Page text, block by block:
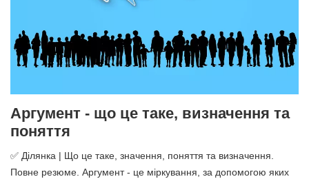
Аргумент - що це таке, визначення та
поняття
✅ Ділянка | Що це таке, значення, поняття та визначення.
Повне резюме. Аргумент - це міркування, за допомогою яких